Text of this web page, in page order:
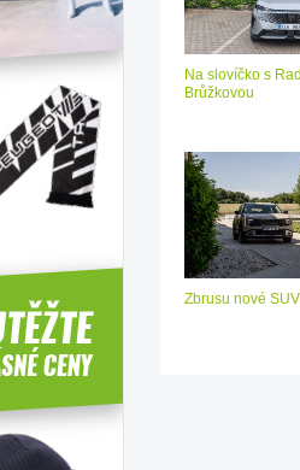
Na slovíčko s
Brůžkovou
Zbrusu nové